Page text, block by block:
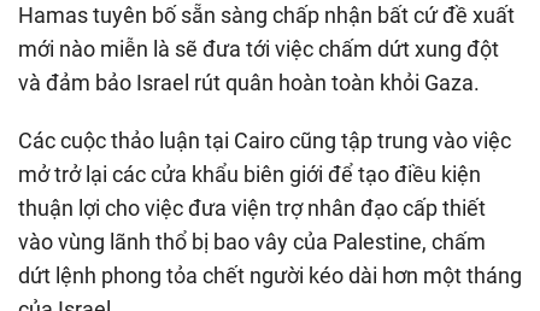
Hamas tuyên bố sẵn sàng chấp nhận bất cứ đề xuất
mới nào miễn là sẽ đưa tới việc chấm dứt xung đột
và đảm bảo Israel rút quân hoàn toàn khỏi Gaza.
Các cuộc thảo luận tại Cairo cũng tập trung vào việc
mở trở lại các cửa khẩu biên giới để tạo điều kiện
thuận lợi cho việc đưa viện trợ nhân đạo cấp thiết
vào vùng lãnh thổ bị bao vây của Palestine, chấm
dứt lệnh phong tỏa chết người kéo dài hơn một tháng